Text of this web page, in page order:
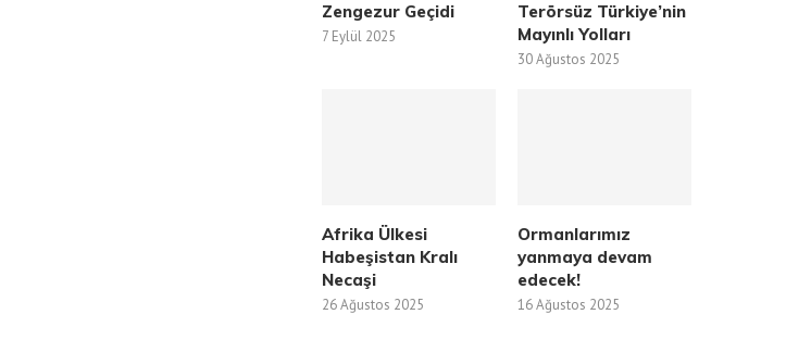
Zengezur Geçidi
7 Eylül 2025
Terörsüz Türkiye’nin
Mayınlı Yolları
30 Ağustos 2025
Afrika Ülkesi
Habeşistan Kralı
Necaşi
26 Ağustos 2025
Ormanlarımız
yanmaya devam
edecek!
16 Ağustos 2025